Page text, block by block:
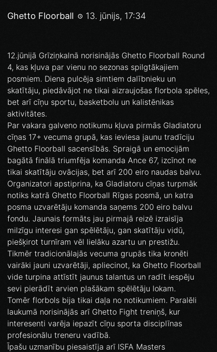
Ghetto Floorball 13. jūnijs, 17:34
12.jūnijā Grīziņkalnā norisinājās Ghetto Floorball Round
4, kas kļuva par vienu no sezonas spilgtākajiem
posmiem. Diena pulcēja simtiem dalībnieku un
skatītāju, piedāvājot ne tikai aizraujošas florbola spēles,
bet arī cīņu sportu, basketbolu un kalistēnikas
aktivitātes.
Par vakara galveno notikumu kļuva pirmās Gladiatoru
cīņas 17+ vecuma grupā, kas ieviesa jaunu tradīciju
Ghetto Floorball sacensībās. Spraigā un emocijām
bagātā finālā triumfēja komanda Ance 67, izcīnot ne
tikai skatītāju ovācijas, bet arī 200 eiro naudas balvu.
Organizatori apstiprina, ka Gladiatoru cīņas turpmāk
notiks katrā Ghetto Floorball Rīgas posmā, un katra
posma uzvarētāju komanda saņems 200 eiro balvu
fondu. Jaunais formāts jau pirmajā reizē izraisīja
milzīgu interesi gan spēlētāju, gan skatītāju vidū,
piešķirot turnīram vēl lielāku azartu un prestižu.
Tikmēr tradicionālajās vecuma grupās tika kronēti
vairāki jauni uzvarētāji, apliecinot, ka Ghetto Floorball
vide turpina attīstīt jaunus talantus un radīt iespēju
sevi pierādīt arvien plašākam spēlētāju lokam.
Tomēr florbols bija tikai daļa no notikumiem. Paralēli
laukumā norisinājās arī Ghetto Fight treniņš, kur
interesenti varēja iepazīt cīņu sporta disciplīnas
profesionālu treneru vadībā.
Īpašu uzmanību piesaistīja arī ISFA Masters